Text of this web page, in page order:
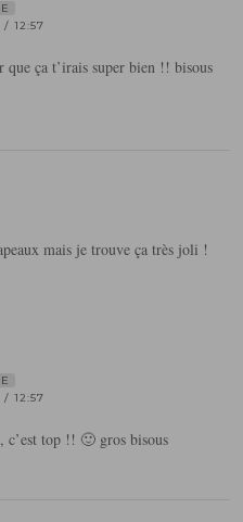
/ 12:57
ça t’irais super bien !! bisous
mais je trouve ça très joli !
/ 12:57
c’est top !! 🙂 gros bisous